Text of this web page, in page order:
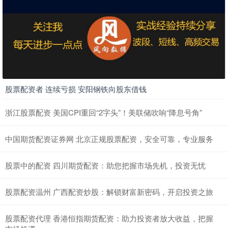
股票配资者 连续亏损 安阳钢铁向股东借钱
浙江股票配资 美国CPI重回“2字头”！美联储吹响“降息号角”
中国期货配资证券网 北京正规股票配资，安全可靠，专业服务
股票中的配资 四川期货配资：助您把握市场先机，投资无忧
股票配资温州 广西配资炒股：解锁财富新密码，开启投资之旅
股票配资代理 香港恒指期货配资：助力投资者放大收益，把握